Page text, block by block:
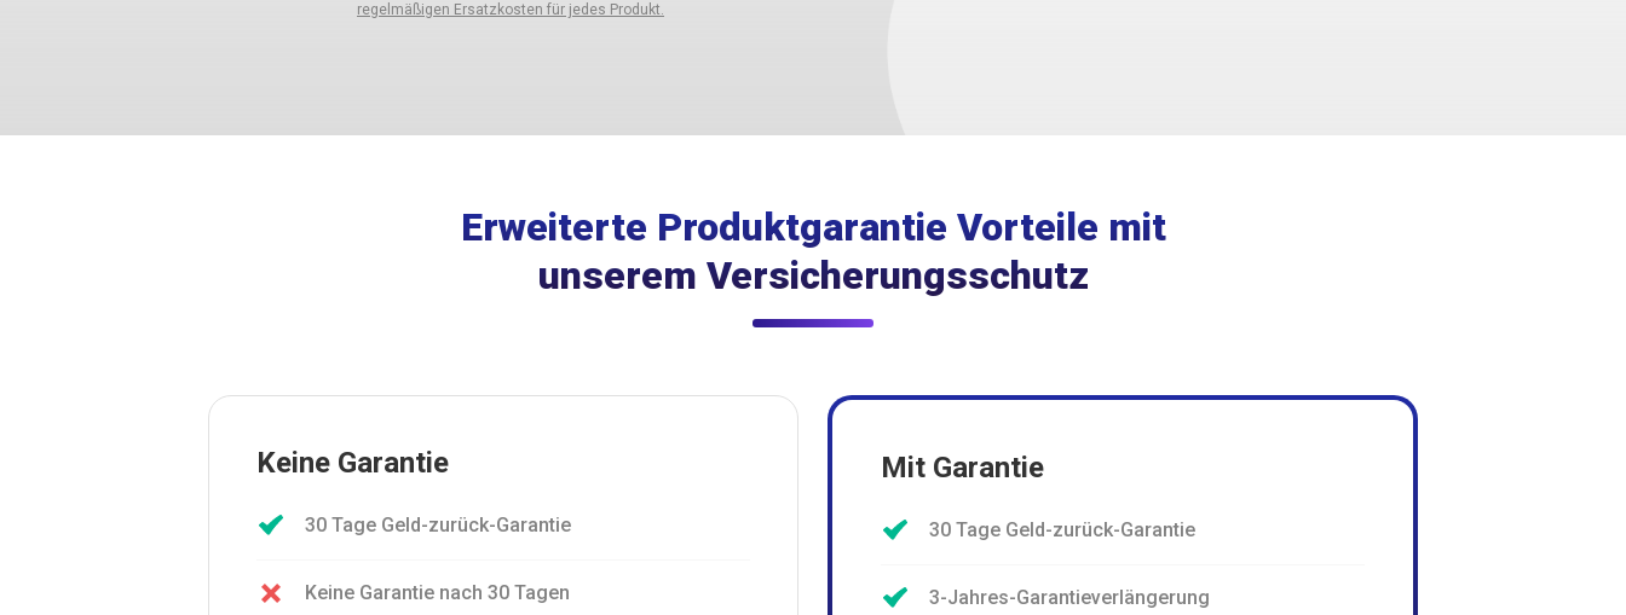
regelmäßigen Ersatzkosten für jedes Produkt.
Erweiterte Produktgarantie Vorteile mit
unserem Versicherungsschutz
Keine Garantie
30 Tage Geld-zurück-Garantie
Keine Garantie nach 30 Tagen
Mit Garantie
30 Tage Geld-zurück-Garantie
3-Jahres-Garantieverlängerung